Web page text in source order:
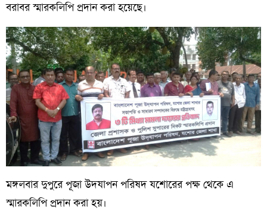
বরাবর স্মারকলিপি প্রদান করা হয়েছে।
মঙ্গলবার দুপুরে পূজা উদযাপন পরিষদ যশোরের পক্ষ থেকে এ
স্মারকলিপি প্রদান করা হয়।